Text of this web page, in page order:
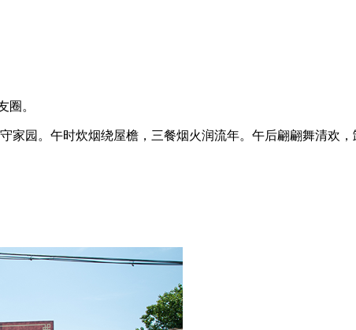
圈。
家园。午时炊烟绕屋檐，三餐烟火润流年。午后翩翩舞清欢